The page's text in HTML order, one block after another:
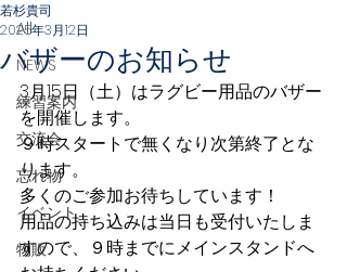
All
NEWS
練習案内
交流会
忘れ物
イベント
物販
バザーのお知らせ
若杉貴司
2025年3月12日
3月15日（土）はラグビー用品のバザー
を開催します。
９時スタートで無くなり次第終了とな
ります。
多くのご参加お待ちしています！
用品の持ち込みは当日も受付いたしま
すので、９時までにメインスタンドへ